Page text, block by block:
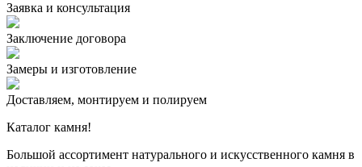
Заявка и консультация
Заключение договора
Замеры и изготовление
Доставляем, монтируем и полируем
Каталог камня!
Большой ассортимент натурального и искусственного камня в